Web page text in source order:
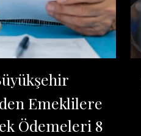
Emeklilere
Ödemeleri 8